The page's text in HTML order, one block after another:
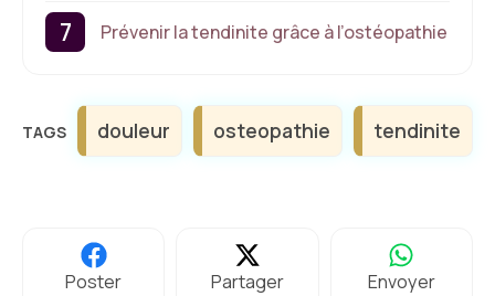
Prévenir la tendinite grâce à l’ostéopathie
Étiquettes
douleur osteopathie tendinite
Poster Partager Envoyer